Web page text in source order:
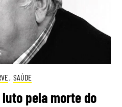
, SAÚDE
pela morte do